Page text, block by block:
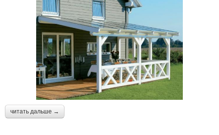
читать дальше →